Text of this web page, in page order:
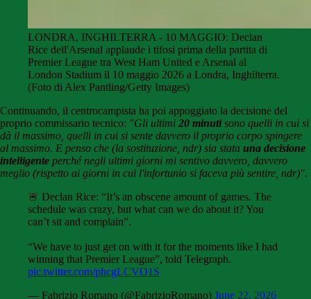
LONDRA, INGHILTERRA - 10 MAGGIO: Declan
Rice dell'Arsenal applaude i tifosi prima della partita di
Premier League tra West Ham United e Arsenal al
London Stadium il 10 maggio 2026 a Londra, Inghilterra.
(Foto di Alex Pantling/Getty Images)
Continuando, il centrocampista ha poi appoggiato la decisione del
proprio commissario tecnico: "Gli ultimi 20 minutisono quelli in cui si
dà il massimo, quelli in cui si sente davvero il proprio corpo spingere
al massimo. E penso che (la sostituzione, ndr) sia stata una decisione
intelligente perché negli ultimi giorni mi sentivo davvero, davvero
meglio (rispetto ai giorni in cui l'infortunio si faceva più sentire, ndr)".
🚨 Declan Rice: “It’s an obscene amount of games. The
schedule was crazy, but what can we do about it? You
can’t sit and complain”.
“We have to just get on with it for the moments like I had
winning that Premier League”, told Telegraph.
pic.twitter.com/phcgLCVO1S
— Fabrizio Romano (@FabrizioRomano) June 22, 2026